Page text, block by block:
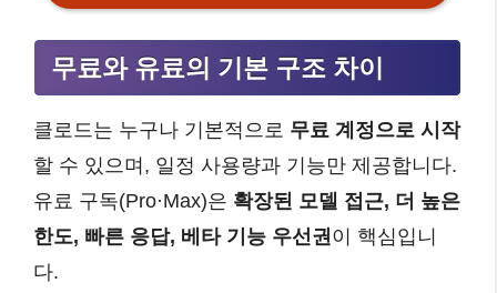
무료와 유료의 기본 구조 차이
클로드는 누구나 기본적으로 무료 계정으로 시작
할 수 있으며, 일정 사용량과 기능만 제공합니다.
유료 구독(Pro·Max)은 확장된 모델 접근, 더 높은
한도, 빠른 응답, 베타 기능 우선권 이 핵심입니
다.